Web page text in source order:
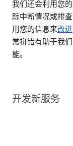
我们还会利用您
踪中断情况或排
用您的信息来改进
常拼错有助于我
能。
开发新服务